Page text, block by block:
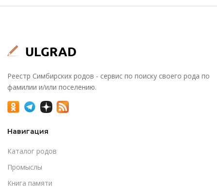
Реестр Симбирских родов - сервис по поиску своего рода по
фамилии и/или поселению.
Навигация
Каталог родов
Промыслы
Книга памяти